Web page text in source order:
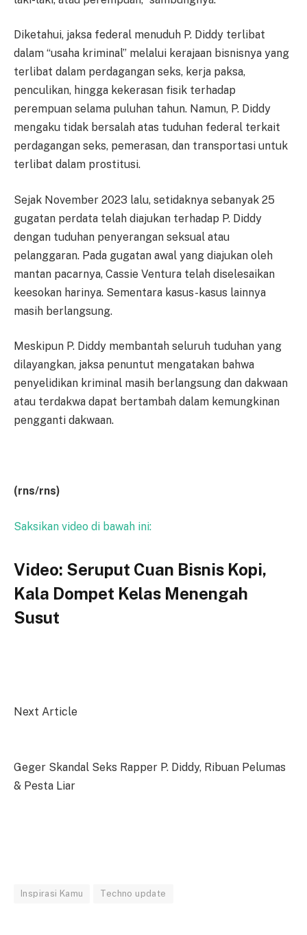
Diketahui, jaksa federal menuduh P. Diddy terlibat
dalam “usaha kriminal” melalui kerajaan bisnisnya yang
terlibat dalam perdagangan seks, kerja paksa,
penculikan, hingga kekerasan fisik terhadap
perempuan selama puluhan tahun. Namun, P. Diddy
mengaku tidak bersalah atas tuduhan federal terkait
perdagangan seks, pemerasan, dan transportasi untuk
terlibat dalam prostitusi.
Sejak November 2023 lalu, setidaknya sebanyak 25
gugatan perdata telah diajukan terhadap P. Diddy
dengan tuduhan penyerangan seksual atau
pelanggaran. Pada gugatan awal yang diajukan oleh
mantan pacarnya, Cassie Ventura telah diselesaikan
keesokan harinya. Sementara kasus-kasus lainnya
masih berlangsung.
Meskipun P. Diddy membantah seluruh tuduhan yang
dilayangkan, jaksa penuntut mengatakan bahwa
penyelidikan kriminal masih berlangsung dan dakwaan
atau terdakwa dapat bertambah dalam kemungkinan
pengganti dakwaan.
(rns/rns)
Saksikan video di bawah ini:
Video: Seruput Cuan Bisnis Kopi,
Kala Dompet Kelas Menengah
Susut
Next Article
Geger Skandal Seks Rapper P. Diddy, Ribuan Pelumas
& Pesta Liar
Inspirasi Kamu Techno update